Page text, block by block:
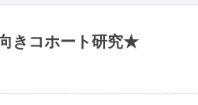
きコホート研究★